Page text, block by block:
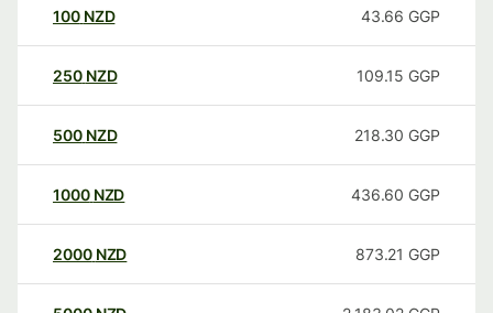
100 NZD 43.66 GGP
250 NZD 109.15 GGP
500 NZD 218.30 GGP
1000 NZD 436.60 GGP
2000 NZD 873.21 GGP